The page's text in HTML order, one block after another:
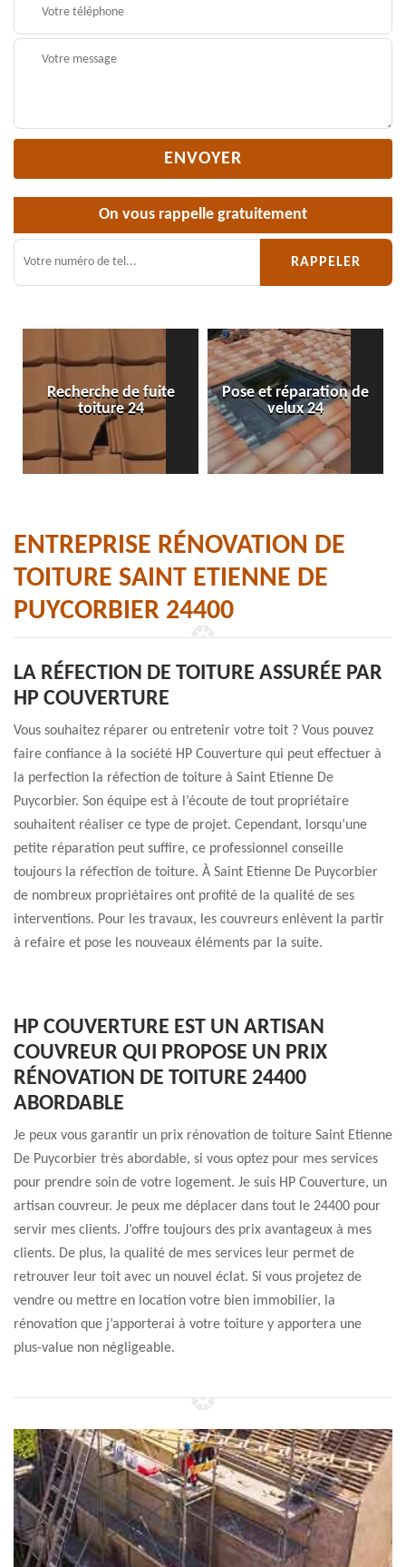
On vous rappelle gratuitement
Recherche de fuite
toiture 24
Pose et réparation de
velux 24
ENTREPRISE RÉNOVATION DE
TOITURE SAINT ETIENNE DE
PUYCORBIER 24400
LA RÉFECTION DE TOITURE ASSURÉE PAR
HP COUVERTURE
Vous souhaitez réparer ou entretenir votre toit ? Vous pouvez
faire confiance à la société HP Couverture qui peut effectuer à
la perfection la réfection de toiture à Saint Etienne De
Puycorbier. Son équipe est à l’écoute de tout propriétaire
souhaitent réaliser ce type de projet. Cependant, lorsqu’une
petite réparation peut suffire, ce professionnel conseille
toujours la réfection de toiture. À Saint Etienne De Puycorbier
de nombreux propriétaires ont profité de la qualité de ses
interventions. Pour les travaux, les couvreurs enlèvent la partir
à refaire et pose les nouveaux éléments par la suite.
HP COUVERTURE EST UN ARTISAN
COUVREUR QUI PROPOSE UN PRIX
RÉNOVATION DE TOITURE 24400
ABORDABLE
Je peux vous garantir un prix rénovation de toiture Saint Etienne
De Puycorbier très abordable, si vous optez pour mes services
pour prendre soin de votre logement. Je suis HP Couverture, un
artisan couvreur. Je peux me déplacer dans tout le 24400 pour
servir mes clients. J’offre toujours des prix avantageux à mes
clients. De plus, la qualité de mes services leur permet de
retrouver leur toit avec un nouvel éclat. Si vous projetez de
vendre ou mettre en location votre bien immobilier, la
rénovation que j’apporterai à votre toiture y apportera une
plus-value non négligeable.